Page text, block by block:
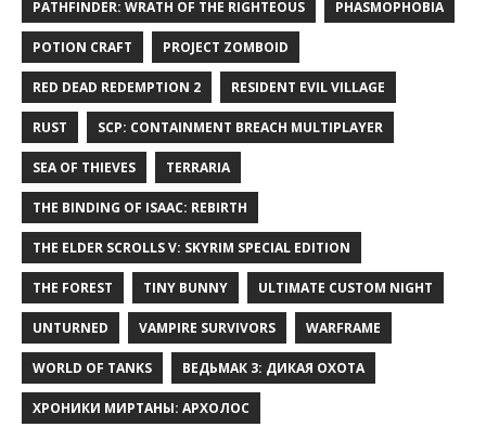
PATHFINDER: WRATH OF THE RIGHTEOUS PHASMOPHOBIA
POTION CRAFT PROJECT ZOMBOID
RED DEAD REDEMPTION 2 RESIDENT EVIL VILLAGE
RUST SCP: CONTAINMENT BREACH MULTIPLAYER
SEA OF THIEVES TERRARIA
THE BINDING OF ISAAC: REBIRTH
THE ELDER SCROLLS V: SKYRIM SPECIAL EDITION
THE FOREST TINY BUNNY ULTIMATE CUSTOM NIGHT
UNTURNED VAMPIRE SURVIVORS WARFRAME
WORLD OF TANKS ВЕДЬМАК 3: ДИКАЯ ОХОТА
ХРОНИКИ МИРТАНЫ: АРХОЛОС